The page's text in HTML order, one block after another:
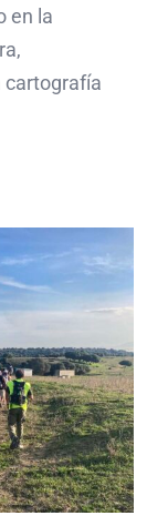
en la
cartografía
de